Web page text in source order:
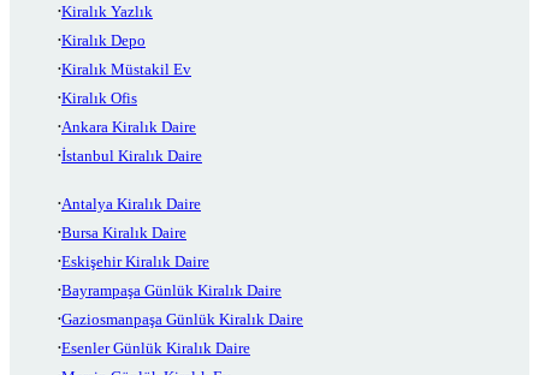
Kiralık Yazlık
Kiralık Depo
Kiralık Müstakil Ev
Kiralık Ofis
Ankara Kiralık Daire
İstanbul Kiralık Daire
Antalya Kiralık Daire
Bursa Kiralık Daire
Eskişehir Kiralık Daire
Bayrampaşa Günlük Kiralık Daire
Gaziosmanpaşa Günlük Kiralık Daire
Esenler Günlük Kiralık Daire